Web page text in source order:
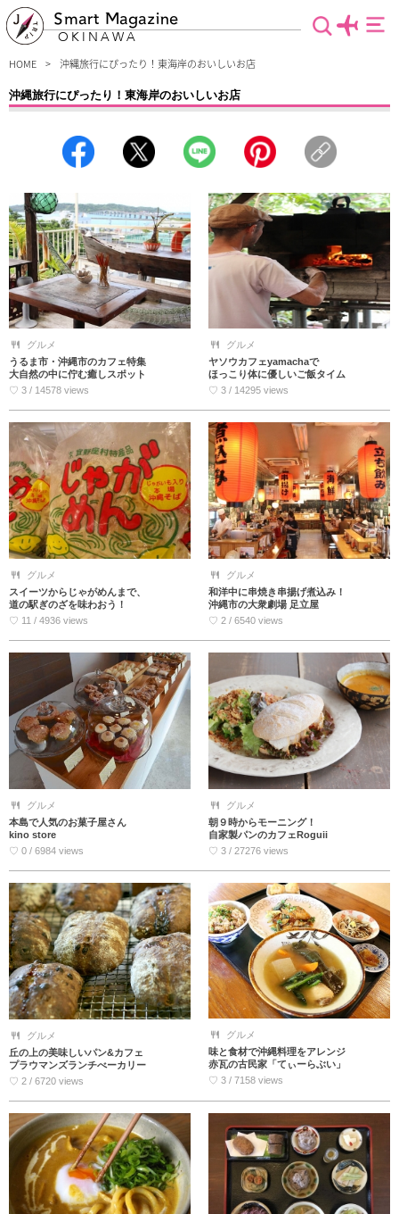
Smart Magazine
OKINAWA
HOME 沖縄旅行にぴったり！東海岸のおいしいお店
沖縄旅行にぴったり！東海岸のおいしいお店
気軽に行ける離島がたくさんある東海岸。ドライブの合間のひと時に行く絶景おし
ゃれカフェや離島で味わうご当地グルメなんていかがでしょうか。海の駅やテーマ
グルメ
うるま市・沖縄市のカフェ特集
大自然の中に佇む癒しスポット
♡ 3 / 14578 views
グルメ
ヤソウカフェyamachaで
ほっこり体に優しいご飯タイム
♡ 3 / 14295 views
グルメ
スイーツからじゃがめんまで、
道の駅ぎのざを味わおう！
♡ 11 / 4936 views
グルメ
和洋中に串焼き串揚げ煮込み！
沖縄市の大衆劇場 足立屋
♡ 2 / 6540 views
グルメ
本島で人気のお菓子屋さん
kino store
♡ 0 / 6984 views
グルメ
朝９時からモーニング！
自家製パンのカフェRoguii
♡ 3 / 27276 views
グルメ
丘の上の美味しいパン&カフェ
プラウマンズランチべーカリー
♡ 2 / 6720 views
グルメ
味と食材で沖縄料理をアレンジ
赤瓦の古民家「てぃーらぶい」
♡ 3 / 7158 views